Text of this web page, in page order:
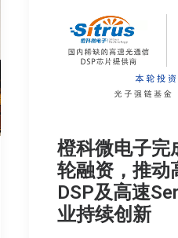
橙科微电子完
轮融资，推动
DSP及高速
业持续创新